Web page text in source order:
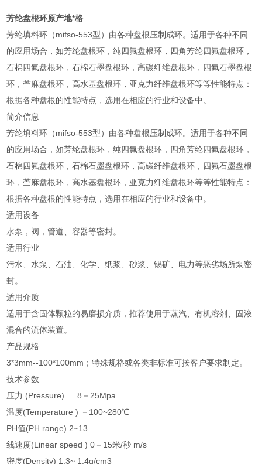
芳纶盘根环原产地*格
芳纶填料环（mifso-553型）由各种盘根压制成环。适用于各种不同
的应用场合，如芳纶盘根环，纯四氟盘根环，四角芳纶四氟盘根环，
石棉四氟盘根环，石棉石墨盘根环，高碳纤维盘根环，四氟石墨盘根
环，苎麻盘根环，高水基盘根环，亚克力纤维盘根环等等性能特点：
根据各种盘根的性能特点，选用在相应的行业和设备中。
简介信息
芳纶填料环（mifso-553型）由各种盘根压制成环。适用于各种不同
的应用场合，如芳纶盘根环，纯四氟盘根环，四角芳纶四氟盘根环，
石棉四氟盘根环，石棉石墨盘根环，高碳纤维盘根环，四氟石墨盘根
环，苎麻盘根环，高水基盘根环，亚克力纤维盘根环等等性能特点：
根据各种盘根的性能特点，选用在相应的行业和设备中。
适用设备
水泵，阀，管道、容器等密封。
适用行业
污水、水泵、石油、化学、纸浆、砂浆、锡矿、电力等恶劣场所泵密
封。
适用介质
适用于含固体颗粒的易磨损介质，推荐使用于蒸汽、有机溶剂、固液
混合的流体装置。
产品规格
3*3mm--100*100mm；特殊规格或各类非标准可按客户要求制定。
技术参数
压力 (Pressure) 8－25Mpa
温度(Temperature ) －100~280℃
PH值(PH range) 2~13
线速度(Linear speed ) 0－15米/秒 m/s
密度(Density) 1.3~ 1.4g/cm3